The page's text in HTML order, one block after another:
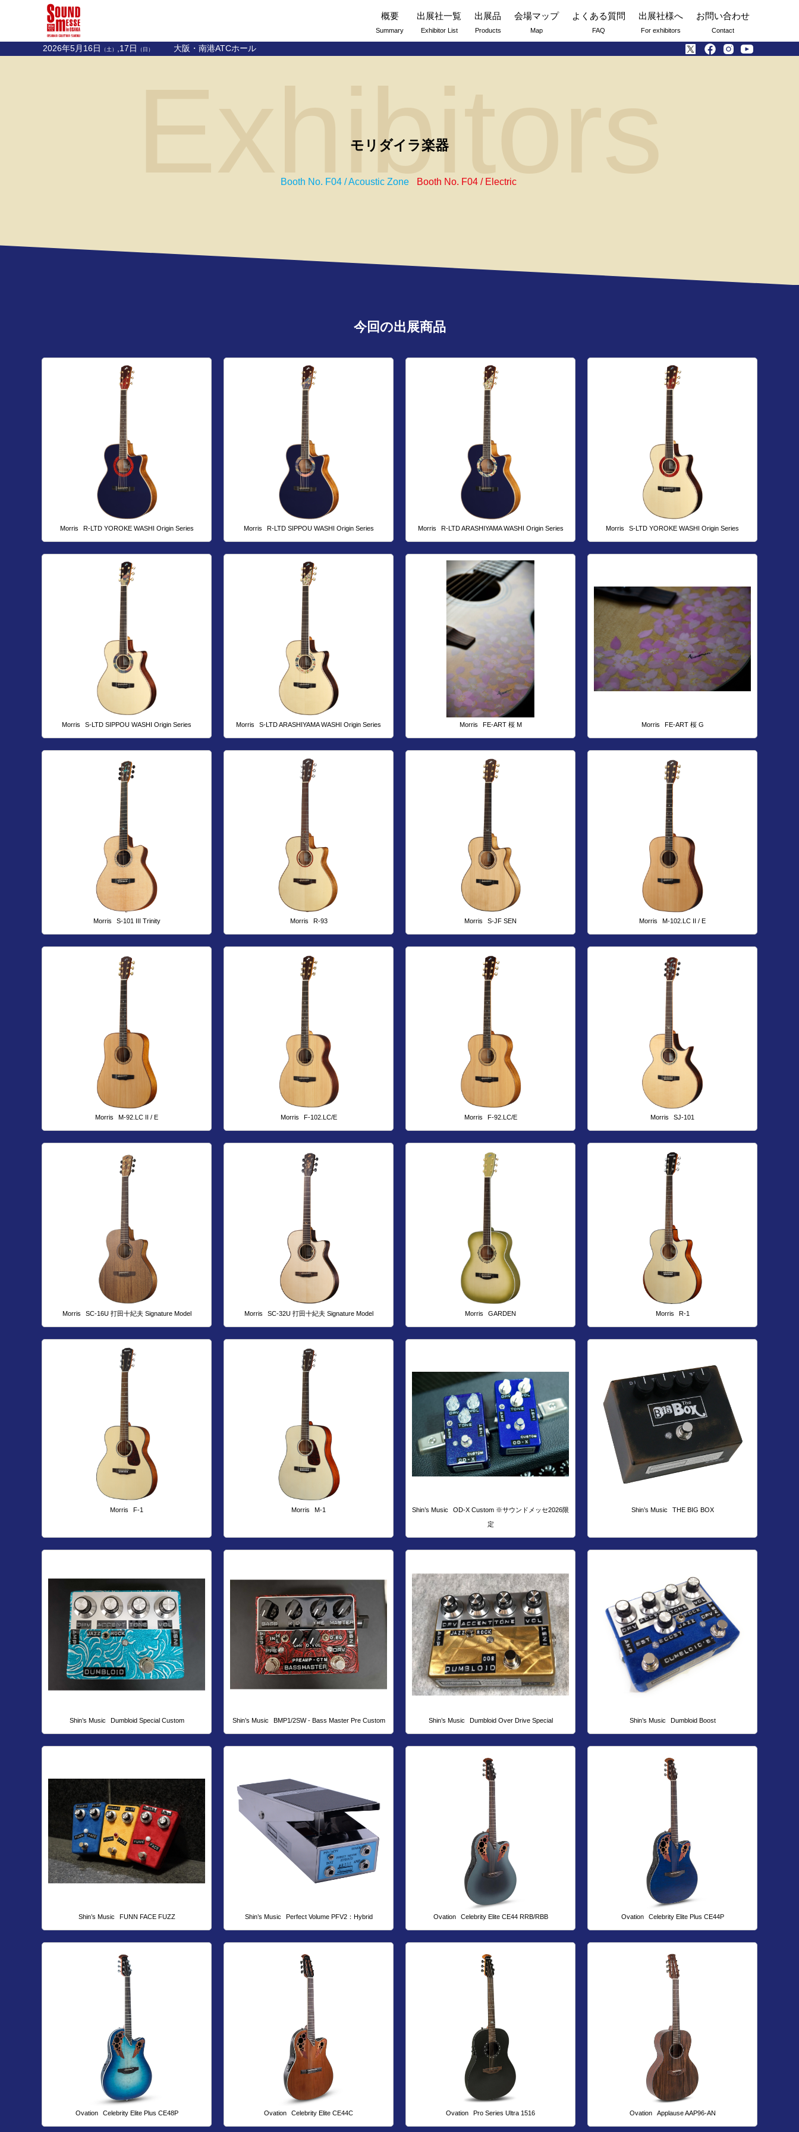
概要
Summary
出展社一覧
Exhibitor List
出展品
Products
会場マップ
Map
よくある質問
FAQ
出展社様へ
For exhibitors
お問い合わせ
Contact
2026年5月16日 （土） ,17日 （日） 大阪・南港ATCホール
Exhibitors
モリダイラ楽器
Booth No. F04 / Acoustic Zone Booth No. F04 / Electric
今回の出展商品
Morris R-LTD YOROKE WASHI Origin Series Morris R-LTD SIPPOU WASHI Origin Series Morris R-LTD ARASHIYAMA WASHI Origin Series Morris S-LTD YOROKE WASHI Origin Series
Morris S-LTD SIPPOU WASHI Origin Series Morris S-LTD ARASHIYAMA WASHI Origin Series Morris FE-ART 桜 M Morris FE-ART 桜 G
Morris S-101 III Trinity Morris R-93 Morris S-JF SEN Morris M-102.LC II / E
Morris M-92.LC II / E Morris F-102.LC/E Morris F-92.LC/E Morris SJ-101
Morris SC-16U 打田十紀夫 Signature Model Morris SC-32U 打田十紀夫 Signature Model Morris GARDEN Morris R-1
Morris F-1 Morris M-1 Shin’s Music
OD-X Custom ※サウンドメッセ2026限
定
Shin’s Music THE BIG BOX
Shin’s Music Dumbloid Special Custom Shin’s Music BMP1/2SW - Bass Master Pre Custom Shin’s Music Dumbloid Over Drive Special Shin’s Music Dumbloid Boost
Shin’s Music FUNN FACE FUZZ Shin’s Music Perfect Volume PFV2：Hybrid Ovation Celebrity Elite CE44 RRB/RBB Ovation Celebrity Elite Plus CE44P
Ovation Celebrity Elite Plus CE48P Ovation Celebrity Elite CE44C Ovation Pro Series Ultra 1516 Ovation Applause AAP96-AN